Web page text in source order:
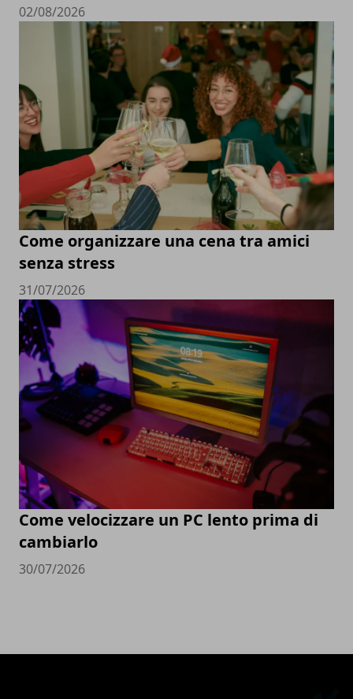
02/08/2026
Come organizzare una cena tra amici
senza stress
31/07/2026
Come velocizzare un PC lento prima di
cambiarlo
30/07/2026